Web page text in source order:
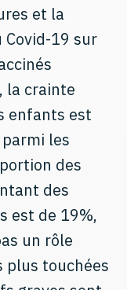
et la
Covid-19 sur
la crainte
enfants est
les
des
des
est de 19%,
un rôle
plus touchées